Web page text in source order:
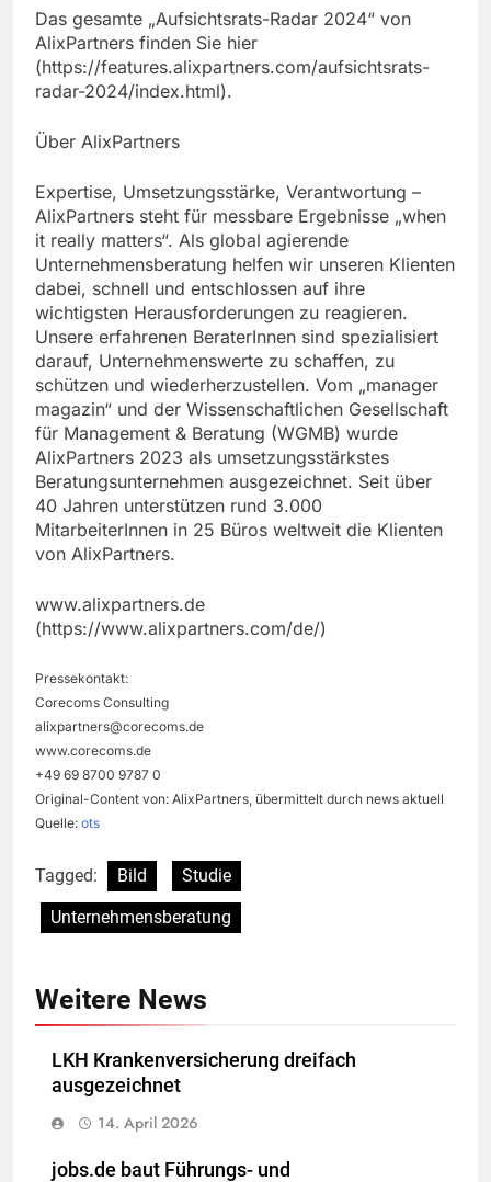
Das gesamte „Aufsichtsrats-Radar 2024“ von
AlixPartners finden Sie hier
(https://features.alixpartners.com/aufsichtsrats-
radar-2024/index.html).
Über AlixPartners
Expertise, Umsetzungsstärke, Verantwortung –
AlixPartners steht für messbare Ergebnisse „when
it really matters“. Als global agierende
Unternehmensberatung helfen wir unseren Klienten
dabei, schnell und entschlossen auf ihre
wichtigsten Herausforderungen zu reagieren.
Unsere erfahrenen BeraterInnen sind spezialisiert
darauf, Unternehmenswerte zu schaffen, zu
schützen und wiederherzustellen. Vom „manager
magazin“ und der Wissenschaftlichen Gesellschaft
für Management & Beratung (WGMB) wurde
AlixPartners 2023 als umsetzungsstärkstes
Beratungsunternehmen ausgezeichnet. Seit über
40 Jahren unterstützen rund 3.000
MitarbeiterInnen in 25 Büros weltweit die Klienten
von AlixPartners.
www.alixpartners.de
(https://www.alixpartners.com/de/)
Pressekontakt:
Corecoms Consulting
alixpartners@corecoms.de
www.corecoms.de
+49 69 8700 9787 0
Original-Content von: AlixPartners, übermittelt durch news aktuell
Quelle: ots
Tagged: Bild
Studie
Unternehmensberatung
Weitere News
LKH Krankenversicherung dreifach
ausgezeichnet
14. April 2026
jobs.de baut Führungs- und